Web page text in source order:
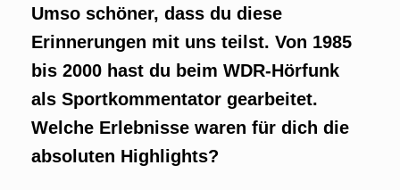
Umso schöner, dass du diese
Erinnerungen mit uns teilst. Von 1985
bis 2000 hast du beim WDR-Hörfunk
als Sportkommentator gearbeitet.
Welche Erlebnisse waren für dich die
absoluten Highlights?